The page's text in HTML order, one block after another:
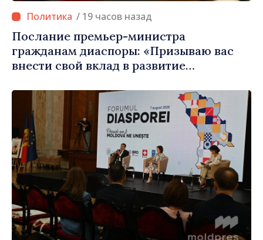
/ 19 часов назад
Послание премьер-министра
гражданам диаспоры: «Призываю вас
внести свой вклад в развитие